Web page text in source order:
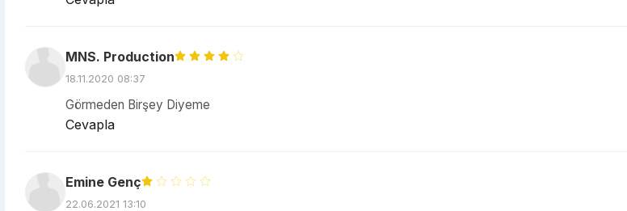
MNS. Production
18.11.2020 08:37
Görmeden Birşey Diyeme
Cevapla
Emine Genç
22.06.2021 13:10